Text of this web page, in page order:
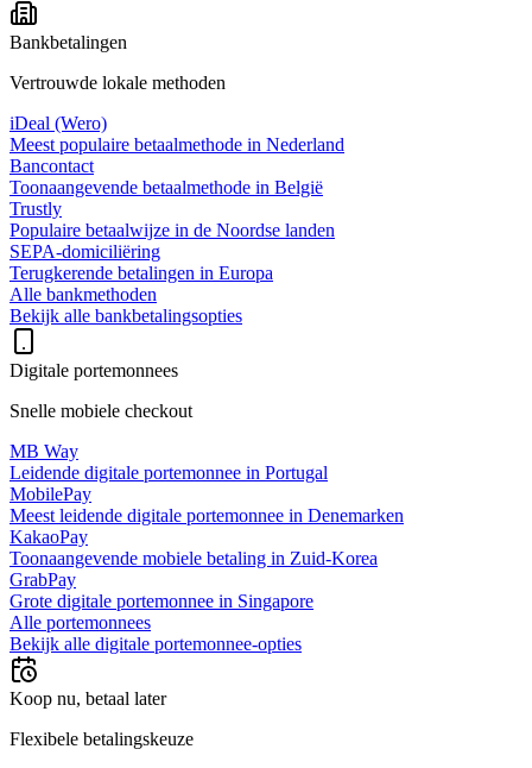
Bankbetalingen
Vertrouwde lokale methoden
iDeal (Wero)
Meest populaire betaalmethode in Nederland
Bancontact
Toonaangevende betaalmethode in België
Trustly
Populaire betaalwijze in de Noordse landen
SEPA-domiciliëring
Terugkerende betalingen in Europa
Alle bankmethoden
Bekijk alle bankbetalingsopties
Digitale portemonnees
Snelle mobiele checkout
MB Way
Leidende digitale portemonnee in Portugal
MobilePay
Meest leidende digitale portemonnee in Denemarken
KakaoPay
Toonaangevende mobiele betaling in Zuid-Korea
GrabPay
Grote digitale portemonnee in Singapore
Alle portemonnees
Bekijk alle digitale portemonnee-opties
Koop nu, betaal later
Flexibele betalingskeuze